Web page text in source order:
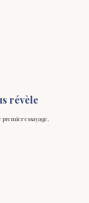
révèle
essayage.